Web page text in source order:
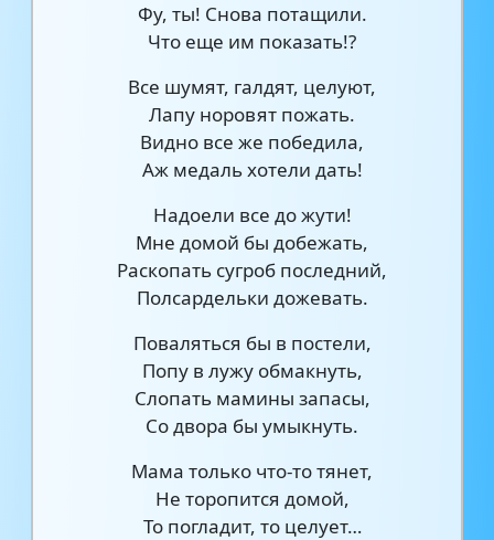
Фу, ты! Снова потащили.
Что еще им показать!?
Все шумят, галдят, целуют,
Лапу норовят пожать.
Видно все же победила,
Аж медаль хотели дать!
Надоели все до жути!
Мне домой бы добежать,
Раскопать сугроб последний,
Полсардельки дожевать.
Поваляться бы в постели,
Попу в лужу обмакнуть,
Слопать мамины запасы,
Со двора бы умыкнуть.
Мама только что-то тянет,
Не торопится домой,
То погладит, то целует…